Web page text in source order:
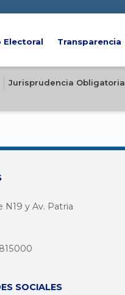
Electoral Transparencia
Jurisprudencia Obligatoria
N19 y Av. Patria
SOCIALES